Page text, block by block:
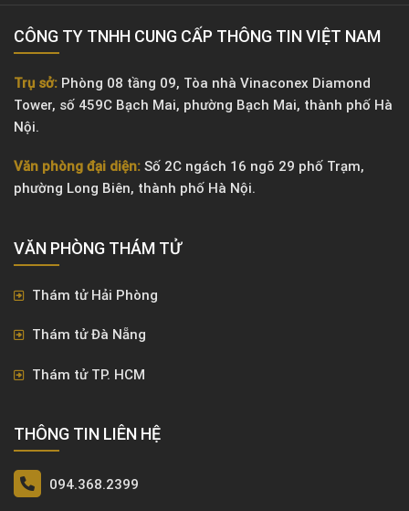
CÔNG TY TNHH CUNG CẤP THÔNG TIN VIỆT NAM
Trụ sở: Phòng 08 tầng 09, Tòa nhà Vinaconex Diamond
Tower, số 459C Bạch Mai, phường Bạch Mai, thành phố Hà
Nội.
Văn phòng đại diện: Số 2C ngách 16 ngõ 29 phố Trạm,
phường Long Biên, thành phố Hà Nội.
VĂN PHÒNG ​THÁM TỬ
Thám tử Hải Phòng
Thám tử Đà Nẵng
Thám tử TP. HCM
THÔNG TIN LIÊN HỆ
094.368.2399